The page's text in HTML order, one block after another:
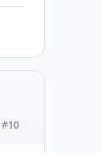
#10